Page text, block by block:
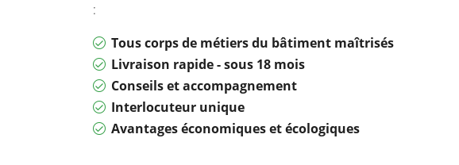
:
Tous corps de métiers du bâtiment maîtrisés
Livraison rapide - sous 18 mois
Conseils et accompagnement
Interlocuteur unique
Avantages économiques et écologiques